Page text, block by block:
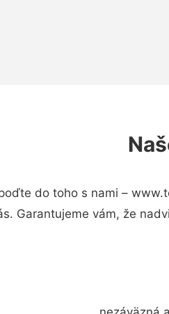
do toho s nami –
Garantujeme vám, že